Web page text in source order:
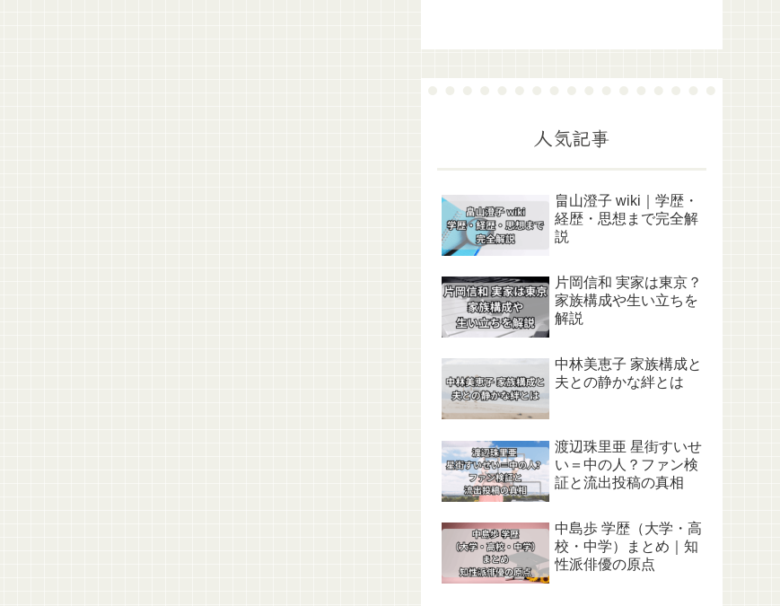
人気記事
畠山澄子 wiki｜学歴・
経歴・思想まで完全解
説
片岡信和 実家は東京？
家族構成や生い立ちを
解説
中林美恵子 家族構成と
夫との静かな絆とは
渡辺珠里亜 星街すいせ
い＝中の人？ファン検
証と流出投稿の真相
中島歩 学歴（大学・高
校・中学）まとめ｜知
性派俳優の原点